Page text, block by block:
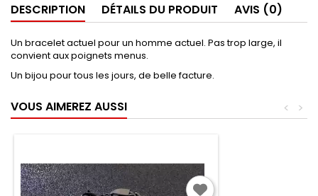
DESCRIPTION DÉTAILS DU PRODUIT AVIS (0)
Un bracelet actuel pour un homme actuel. Pas trop large, il
convient aux poignets menus.
Un bijou pour tous les jours, de belle facture.
VOUS AIMEREZ AUSSI >
<